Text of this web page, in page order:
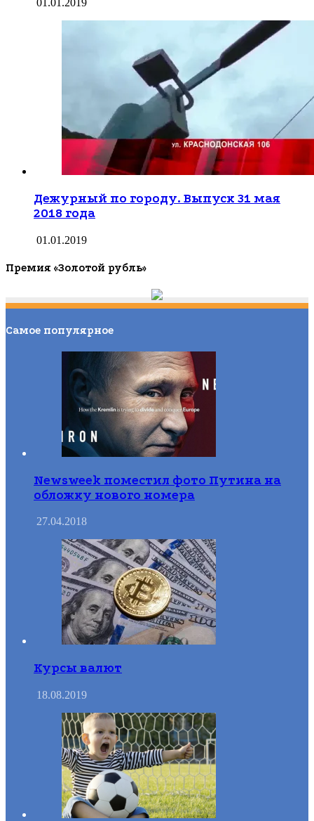
01.01.2019
Дежурный по городу. Выпуск 31 мая
2018 года
01.01.2019
Премия «Золотой рубль»
Самое популярное
Newsweek поместил фото Путина на
обложку нового номера
27.04.2018
Курсы валют
18.08.2019